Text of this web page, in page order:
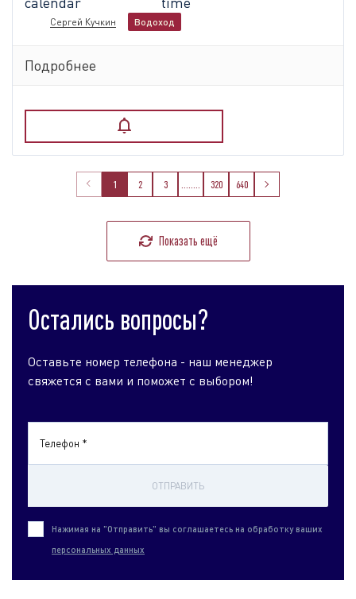
Сергей Кучкин Водоход
Подробнее
1 2 3 320 640
Показать ещё
Остались вопросы?
Оставьте номер телефона - наш менеджер
свяжется с вами и поможет с выбором!
Телефон *
ОТПРАВИТЬ
Нажимая на "Отправить" вы соглашаетесь на обработку ваших
персональных данных